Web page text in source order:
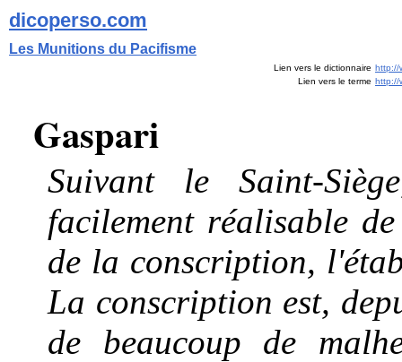
dicoperso.com
Les Munitions du Pacifisme
Lien vers le dictionnaire http://
Lien vers le terme http://
Gaspari
Suivant le Saint-
facilement réalisable
de la conscription,
La conscription est,
de beaucoup de